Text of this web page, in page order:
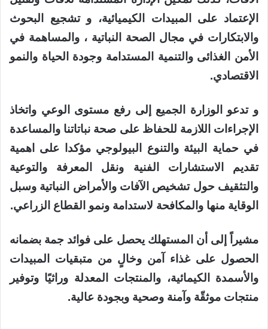
الإعتماد على المبيدات الكيميائية، و تشجيع البحوث
والابتكارات في مجال الصحة النباتية ، والمساهمة في
الأمن الغذائى والتنمية المستدامة وجودة الحياة والنمو
الاقتصادي.
و تدعو الوزارة الجميع إلى رفع مستوى الوعي واتخاذ
الإجراءات اللازمة للحفاظ على صحة نباتاتنا والمساعدة
في حماية البيئة والتنوع البيولوجي مؤكدا على اهمية
تقديم الاستشارات الفنية ونقل المعرفة والتوعية
والتثقيف حول تشخيص الآفات والأمراض النباتية وسبل
الوقاية منها والمكافحة لاستدامة ونمو القطاع الزراعي.
مشيراً إلى أن المستهلك يحصل على فوائد جمة بضمانه
الحصول على غذاء آمن وخالٍ من متبقيات المبيدات
والأسمدة الكيمائية، والمنتجات المعدلة وراثيًا وتوفير
منتجات موثقّة وآمنة وصحية وبجودة عالية.